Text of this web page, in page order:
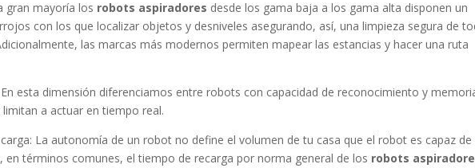
gran mayoría los robots aspiradores desde los gama baja a los gama alta disponen un
con los que localizar objetos y desniveles asegurando, así, una limpieza segura de
las marcas más modernos permiten mapear las estancias y hacer una ruta
esta dimensión diferenciamos entre robots con capacidad de reconocimiento y
a actuar en tiempo real.
La autonomía de un robot no define el volumen de tu casa que el robot es capaz de
en términos comunes, el tiempo de recarga por norma general de los robots